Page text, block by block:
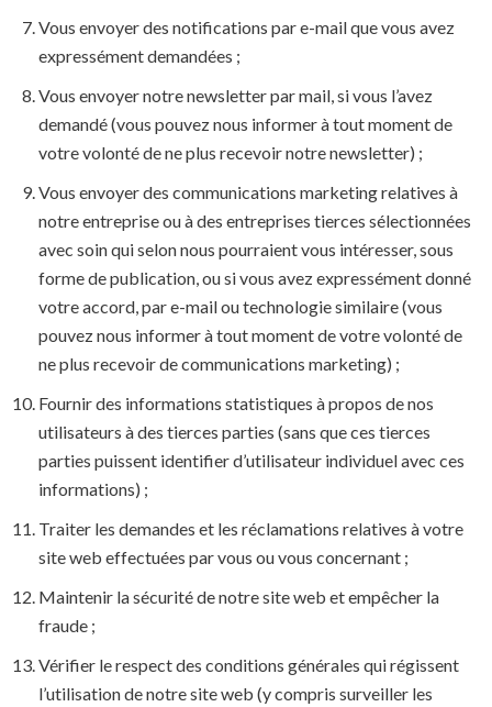
Vous envoyer des notifications par e-mail que vous avez
expressément demandées ;
Vous envoyer notre newsletter par mail, si vous l’avez
demandé (vous pouvez nous informer à tout moment de
votre volonté de ne plus recevoir notre newsletter) ;
Vous envoyer des communications marketing relatives à
notre entreprise ou à des entreprises tierces sélectionnées
avec soin qui selon nous pourraient vous intéresser, sous
forme de publication, ou si vous avez expressément donné
votre accord, par e-mail ou technologie similaire (vous
pouvez nous informer à tout moment de votre volonté de
ne plus recevoir de communications marketing) ;
Fournir des informations statistiques à propos de nos
utilisateurs à des tierces parties (sans que ces tierces
parties puissent identifier d’utilisateur individuel avec ces
informations) ;
Traiter les demandes et les réclamations relatives à votre
site web effectuées par vous ou vous concernant ;
Maintenir la sécurité de notre site web et empêcher la
fraude ;
Vérifier le respect des conditions générales qui régissent
l’utilisation de notre site web (y compris surveiller les